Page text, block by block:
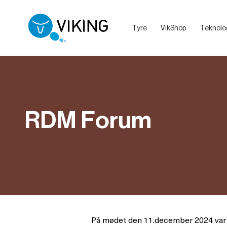
Tyre VikShop
RDM Forum
På mødet den 11.december 2024